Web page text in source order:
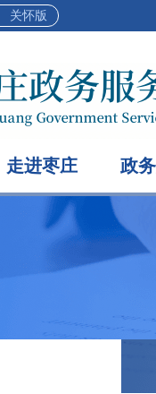
关怀版
走进枣庄 政